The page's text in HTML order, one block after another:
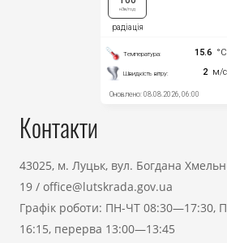
Контакти
43025, м. Луцьк, вул. Богдана
19 / office@lutskrada.gov.ua
Графік роботи: ПН-ЧТ 08:30—17:30,
16:15, перерва 13:00—13:45